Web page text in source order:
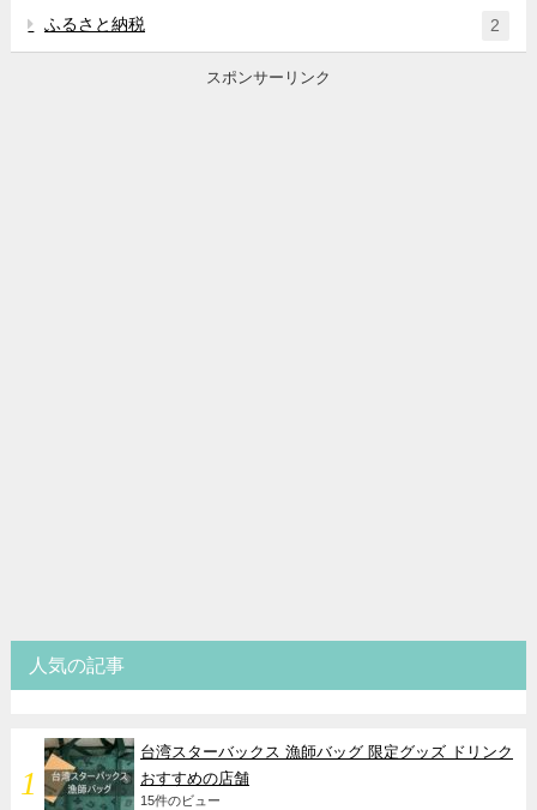
ふるさと納税 2
スポンサーリンク
人気の記事
台湾スターバックス 漁師バッグ 限定グッズ ドリンク
おすすめの店舗
15件のビュー